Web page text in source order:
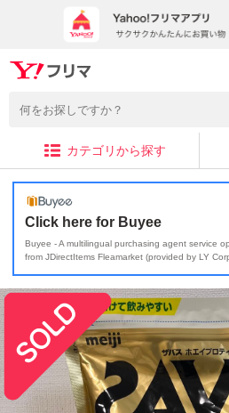
カテゴリから探す
Click here for Buyee
Buyee - A multilingual purchasing agent service
from JDirectItems Fleamarket (provided by LY